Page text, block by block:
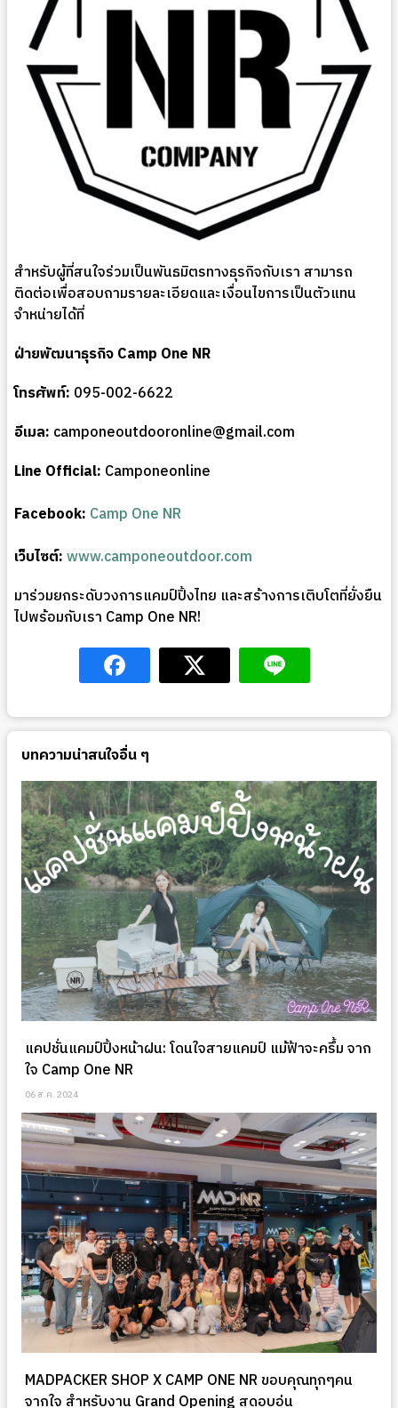
สำหรับผู้ที่สนใจร่วมเป็นพันธมิตรทางธุรกิจกับเรา สามารถ
ติดต่อเพื่อสอบถามรายละเอียดและเงื่อนไขการเป็นตัวแทน
จำหน่ายได้ที่
ฝ่ายพัฒนาธุรกิจ Camp One NR
โทรศัพท์: 095-002-6622
อีเมล: camponeoutdooronline@gmail.com
Line Official: Camponeonline
Facebook: Camp One NR
เว็บไซต์:www.camponeoutdoor.com
มาร่วมยกระดับวงการแคมป์ปิ้งไทย และสร้างการเติบโตที่ยั่งยืน
ไปพร้อมกับเรา Camp One NR!
บทความน่าสนใจอื่น ๆ
แคปชั่นแคมป์ปิ้งหน้าฝน: โดนใจสายแคมป์ แม้ฟ้าจะครึ้ม จาก
ใจ Camp One NR
06 ส.ค. 2024
MADPACKER SHOP X CAMP ONE NR ขอบคุณทุกๆคน
จากใจ สำหรับงาน Grand Opening สุดอบอุ่น